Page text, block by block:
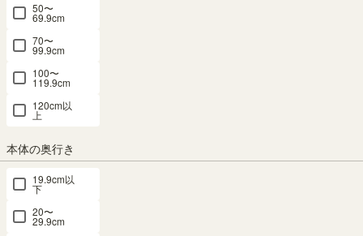
50〜
69.9cm
70〜
99.9cm
100〜
119.9cm
120cm以
上
本体の奥行き
19.9cm以
下
20〜
29.9cm
幅56.5 × 奥行17.2 × 高さ2.4（cm）
ポルターレリビング
メルマガ or LINE登録で5%OFFクーポン進呈中！
→登録はこちらから
¥ 2,100
送料個別
カラー